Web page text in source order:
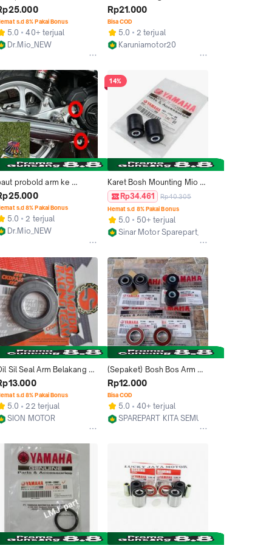
rengkes Nouvo UK
harga satuan
s.d 8% Pakai Bonus
5.0
40+ terjual
Dr.Mio_NEW
Mio/Mio J/Nouvo/Fino/Soul
Original YGP 5MX-F7114-00
Rp21.000
Bisa COD
5.0
2 terjual
Karuniamotor20
probold arm ke
Nouvo
s.d 8% Pakai Bonus
5.0
2 terjual
Dr.Mio_NEW
14%
Karet Bosh Mounting Mio
Karbu ori 5MX - Bosh Fork
ARM Mio Lama FINO Karbu
Nouvo 5MX Original
Motorcycle
Rp34.461 Rp40.305
Hemat s.d 8% Pakai Bonus
5.0
50+ terjual
Sinar Motor Sparepart_NEW
Sil Seal Arm Belakang
Nouvo / Nouvo Z
Ckdpass
s.d 8% Pakai Bonus
5.0
22 terjual
SION MOTOR
(Sepaket) Bosh Bos Arm
Bosh Engine Mounting +
Bearing 6003 + Bosh Fork
Yamaha Mio Sporty Smile
Soul Mio J M3 Xeon Xride
Fino Nouvo Sepasang
Rp12.000
Bisa COD
5.0
40+ terjual
SPAREPART KITA SEMUA_NEW